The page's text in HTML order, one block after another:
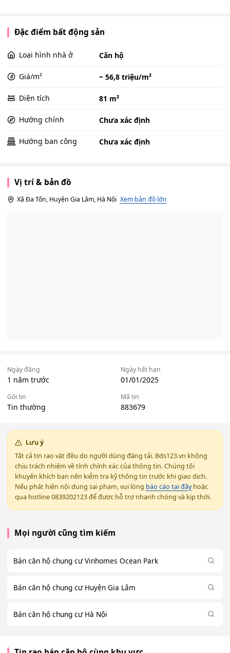
Đặc điểm bất động sản
Loại hình nhà ở Căn hộ
Giá/m² ~ 56,8 triệu/m²
Diện tích 81 m²
Hướng chính Chưa xác định
Hướng ban công Chưa xác định
Vị trí & bản đồ
Xã Đa Tốn, Huyện Gia Lâm, Hà Nội Xem bản đồ lớn
Ngày đăng
1 năm trước
Ngày hết hạn
01/01/2025
Gói tin
Tin thường
Mã tin
883679
Lưu ý
Tất cả tin rao vặt đều do người dùng đăng tải. Bds123.vn không
chịu trách nhiệm về tính chính xác của thông tin. Chúng tôi
khuyến khích bạn nên kiểm tra kỹ thông tin trước khi giao dịch.
Nếu phát hiện nội dung sai phạm, vui lòng báo cáo tại đâyhoặc
qua hotline 0839202123 để được hỗ trợ nhanh chóng và kịp thời.
Mọi người cũng tìm kiếm
Bán căn hộ chung cư Vinhomes Ocean Park
Bán căn hộ chung cư Huyện Gia Lâm
Bán căn hộ chung cư Hà Nội